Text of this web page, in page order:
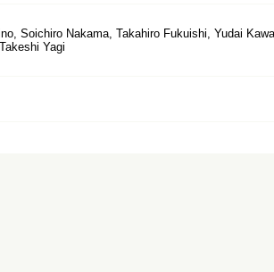
Soichiro Nakama, Takahiro Fukuishi, Yudai
Yagi